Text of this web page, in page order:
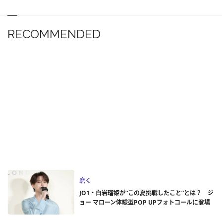
RECOMMENDED
磨く
JO1・白岩瑠姫が“この夏挑戦したこと”とは？ ジ
ョー マローン体験型POP UPフォトコールに登場